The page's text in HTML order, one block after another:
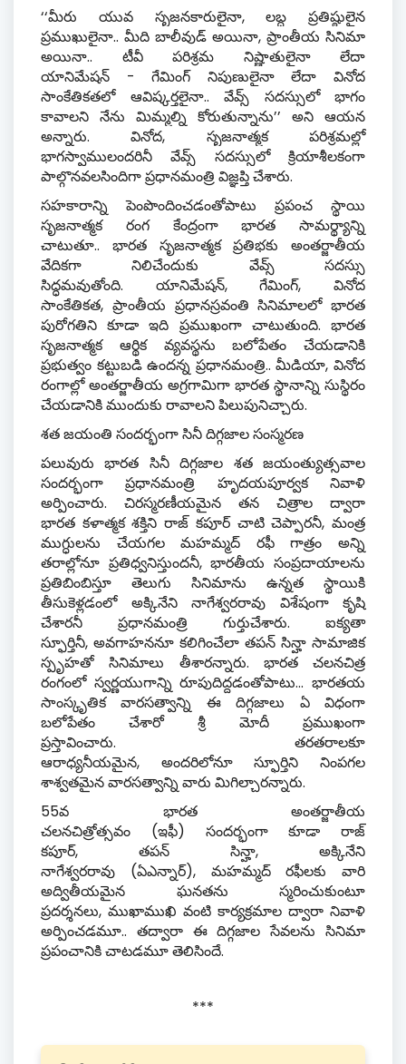
‘‘మీరు యువ సృజనకారులైనా,లబ్ధ ప్రతిష్ఠులైన
ప్రముఖులైనా.. మీది బాలీవుడ్ అయినా, ప్రాంతీయ సినిమా
అయినా.. టీవీ పరిశ్రమ నిష్ణాతులైనా లేదా
యానిమేషన్ -గేమింగ్ నిపుణులైనా లేదా వినోద
సాంకేతికతలో ఆవిష్కర్తలైనా.. వేవ్స్ సదస్సులో భాగం
కావాలని నేను మిమ్మల్ని కోరుతున్నాను’’ అని ఆయన
అన్నారు.వినోద, సృజనాత్మక పరిశ్రమల్లో
భాగస్వాములందరినీ వేవ్స్ సదస్సులో క్రియాశీలకంగా
పాల్గొనవలసిందిగా ప్రధానమంత్రి విజ్ఞప్తి చేశారు.
సహకారాన్ని పెంపొందించడంతోపాటు ప్రపంచ స్థాయి
సృజనాత్మక రంగ కేంద్రంగా భారత సామర్థ్యాన్ని
చాటుతూ.. భారత సృజనాత్మక ప్రతిభకు అంతర్జాతీయ
వేదికగా నిలిచేందుకు వేవ్స్ సదస్సు
సిద్ధమవుతోంది. యానిమేషన్,గేమింగ్,వినోద
సాంకేతికత, ప్రాంతీయ ప్రధానస్రవంతి సినిమాలలో భారత
పురోగతిని కూడా ఇది ప్రముఖంగా చాటుతుంది.భారత
సృజనాత్మక ఆర్థిక వ్యవస్థను బలోపేతం చేయడానికి
ప్రభుత్వం కట్టుబడి ఉందన్న ప్రధానమంత్రి..మీడియా,వినోద
రంగాల్లో అంతర్జాతీయ అగ్రగామిగా భారత స్థానాన్ని సుస్థిరం
చేయడానికి ముందుకు రావాలని పిలుపునిచ్చారు.
శత జయంతి సందర్భంగా సినీ దిగ్గజాల సంస్మరణ
పలువురు భారత సినీ దిగ్గజాల శత జయంత్యుత్సవాల
సందర్భంగా ప్రధానమంత్రి హృదయపూర్వక నివాళి
అర్పించారు. చిరస్మరణీయమైన తన చిత్రాల ద్వారా
భారత కళాత్మక శక్తిని రాజ్ కపూర్ చాటి చెప్పారనీ,మంత్ర
ముగ్ధులను చేయగల మహమ్మద్ రఫీ గాత్రం అన్ని
తరాల్లోనూ ప్రతిధ్వనిస్తుందనీ,భారతీయ సంప్రదాయాలను
ప్రతిబింబిస్తూ తెలుగు సినిమాను ఉన్నత స్థాయికి
తీసుకెళ్లడంలో అక్కినేని నాగేశ్వరరావు విశేషంగా కృషి
చేశారనీ ప్రధానమంత్రి గుర్తుచేశారు. ఐక్యతా
స్ఫూర్తినీ, అవగాహననూ కలిగించేలా తపన్ సిన్హా సామాజిక
స్పృహతో సినిమాలు తీశారన్నారు. భారత చలనచిత్ర
రంగంలో స్వర్ణయుగాన్ని రూపుదిద్దడంతోపాటు...భారతయ
సాంస్కృతిక వారసత్వాన్ని ఈ దిగ్గజాలు ఏ విధంగా
బలోపేతం చేశారో శ్రీ మోదీ ప్రముఖంగా
ప్రస్తావించారు. తరతరాలకూ
ఆరాధ్యనీయమైన, అందరిలోనూ స్ఫూర్తిని నింపగల
శాశ్వతమైన వారసత్వాన్ని వారు మిగిల్చారన్నారు.
55వ భారత అంతర్జాతీయ
చలనచిత్రోత్సవం (ఇఫీ) సందర్భంగా కూడా రాజ్
కపూర్, తపన్ సిన్హా, అక్కినేని
నాగేశ్వరరావు (ఏఎన్నార్), మహమ్మద్ రఫీలకు వారి
అద్వితీయమైన ఘనతను స్మరించుకుంటూ
ప్రదర్శనలు, ముఖాముఖి వంటి కార్యక్రమాల ద్వారా నివాళి
అర్పించడమూ.. తద్వారా ఈ దిగ్గజాల సేవలను సినిమా
ప్రపంచానికి చాటడమూ తెలిసిందే.
***